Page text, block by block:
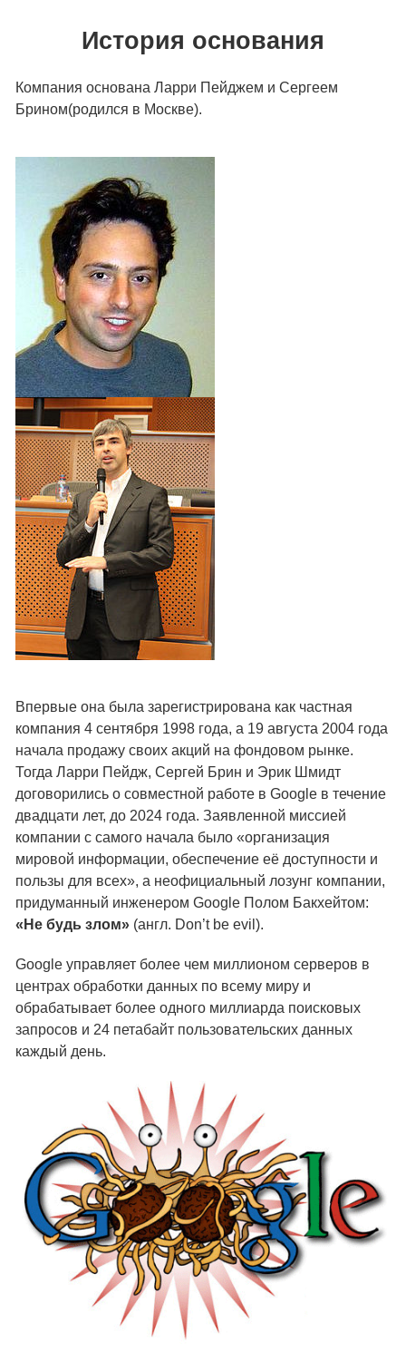
История основания
Компания основана Ларри Пейджем и Сергеем
Брином(родился в Москве).
Впервые она была зарегистрирована как частная
компания 4 сентября 1998 года, а 19 августа 2004 года
начала продажу своих акций на фондовом рынке.
Тогда Ларри Пейдж, Сергей Брин и Эрик Шмидт
договорились о совместной работе в Google в течение
двадцати лет, до 2024 года. Заявленной миссией
компании с самого начала было «организация
мировой информации, обеспечение её доступности и
пользы для всех», а неофициальный лозунг компании,
придуманный инженером Google Полом Бакхейтом:
«Не будь злом» (англ. Don’t be evil).
Google управляет более чем миллионом серверов в
центрах обработки данных по всему миру и
обрабатывает более одного миллиарда поисковых
запросов и 24 петабайт пользовательских данных
каждый день.